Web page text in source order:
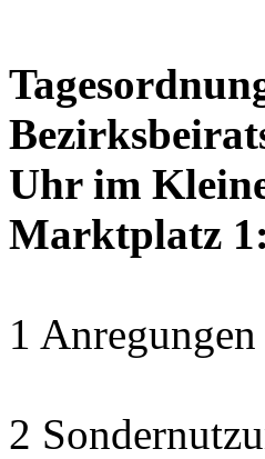
Uhr im
Marktplatz 1:
1
2